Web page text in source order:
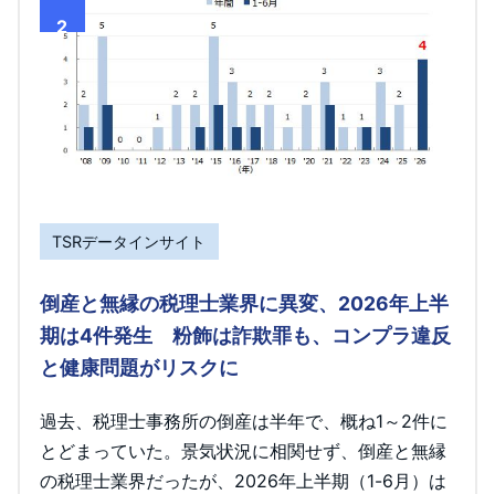
2
TSRデータインサイト
倒産と無縁の税理士業界に異変、2026年上半
期は4件発生 粉飾は詐欺罪も、コンプラ違反
と健康問題がリスクに
過去、税理士事務所の倒産は半年で、概ね1～2件に
とどまっていた。景気状況に相関せず、倒産と無縁
の税理士業界だったが、2026年上半期（1-6月）は